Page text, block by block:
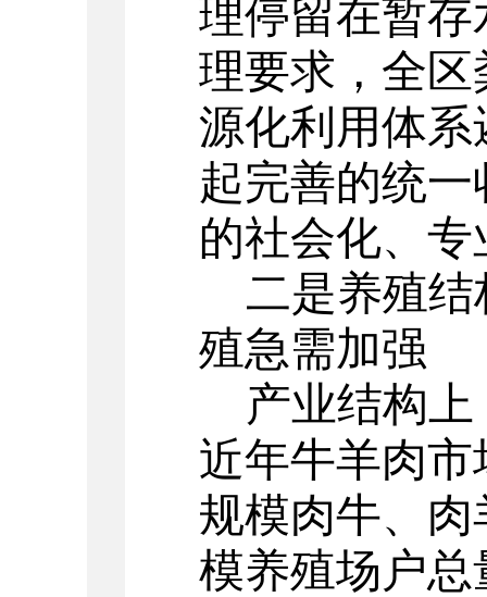
理停留在暂
理要求，全
源化利用体
起完善的统
的社会化、
二是养殖
殖急需加强
产业结构
近年牛羊肉
规模肉牛、
模养殖场户总